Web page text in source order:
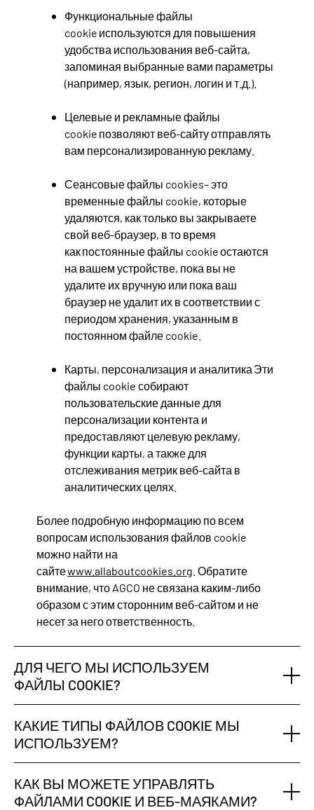
Функциональные файлы
cookie используются для повышения
удобства использования веб-сайта,
запоминая выбранные вами параметры
(например, язык, регион, логин и т.д.).
Целевые и рекламные файлы
cookie позволяют веб-сайту отправлять
вам персонализированную рекламу.
Сеансовые файлы cookies– это
временные файлы cookie, которые
удаляются, как только вы закрываете
свой веб-браузер, в то время
как постоянные файлы cookie остаются
на вашем устройстве, пока вы не
удалите их вручную или пока ваш
браузер не удалит их в соответствии с
периодом хранения, указанным в
постоянном файле cookie.
Карты, персонализация и аналитика Эти
файлы cookie собирают
пользовательские данные для
персонализации контента и
предоставляют целевую рекламу,
функции карты, а также для
отслеживания метрик веб-сайта в
аналитических целях.
Более подробную информацию по всем
вопросам использования файлов cookie
можно найти на
сайтеwww.allaboutcookies.org . Обратите
внимание, что AGCO не связана каким-либо
образом с этим сторонним веб-сайтом и не
несет за него ответственность.
ДЛЯ ЧЕГО МЫ ИСПОЛЬЗУЕМ
ФАЙЛЫ COOKIE?
КАКИЕ ТИПЫ ФАЙЛОВ COOKIE МЫ
ИСПОЛЬЗУЕМ?
КАК ВЫ МОЖЕТЕ УПРАВЛЯТЬ
ФАЙЛАМИ COOKIE И ВЕБ-МАЯКАМИ?